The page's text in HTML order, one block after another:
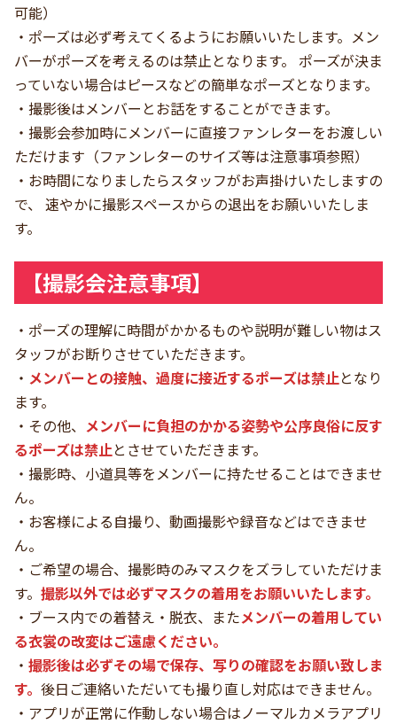
可能）
・ポーズは必ず考えてくるようにお願いいたします。メン
バーがポーズを考えるのは禁止となります。 ポーズが決ま
っていない場合はピースなどの簡単なポーズとなります。
・撮影後はメンバーとお話をすることができます。
・撮影会参加時にメンバーに直接ファンレターをお渡しい
ただけます（ファンレターのサイズ等は注意事項参照）
・お時間になりましたらスタッフがお声掛けいたしますの
で、 速やかに撮影スペースからの退出をお願いいたしま
す。
【撮影会注意事項】
・ポーズの理解に時間がかかるものや説明が難しい物はス
タッフがお断りさせていただきます。
・ メンバーとの接触、過度に接近するポーズは禁止となり
ます。
・その他、 メンバーに負担のかかる姿勢や公序良俗に反す
るポーズは禁止とさせていただきます。
・撮影時、小道具等をメンバーに持たせることはできませ
ん。
・お客様による自撮り、動画撮影や録音などはできませ
ん。
・ご希望の場合、撮影時のみマスクをズラしていただけま
す。 撮影以外では必ずマスクの着用をお願いいたします。
・ブース内での着替え・脱衣、またメンバーの着用してい
る衣裳の改変はご遠慮ください。
・ 撮影後は必ずその場で保存、写りの確認をお願い致しま
す。 後日ご連絡いただいても撮り直し対応はできません。
・アプリが正常に作動しない場合はノーマルカメラアプリ